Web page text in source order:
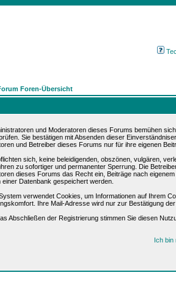
Foren-Übersicht
und Moderatoren dieses Forums bemühen
Sie bestätigen mit Absenden dieser
und Betreiber dieses Forums nur für ihre eigenen
sich, keine beleidigenden, obszönen, vulgären,
zu sofortiger und permanenter Sperrung. Die
dieses Forums das Recht ein, Beiträge nach
einer Datenbank gespeichert werden.
verwendet Cookies, um Informationen auf Ihrem
Ihre Mail-Adresse wird nur zur Bestätigung
Abschließen der Registrierung stimmen Sie diesen
Ich bin